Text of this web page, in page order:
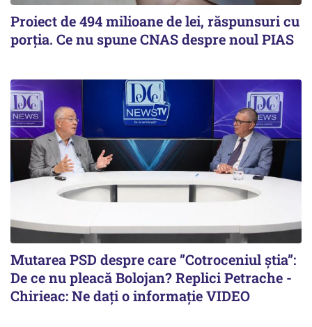
Proiect de 494 milioane de lei, răspunsuri cu
porția. Ce nu spune CNAS despre noul PIAS
Mutarea PSD despre care ”Cotroceniul știa”:
De ce nu pleacă Bolojan? Replici Petrache -
Chirieac: Ne dați o informație VIDEO